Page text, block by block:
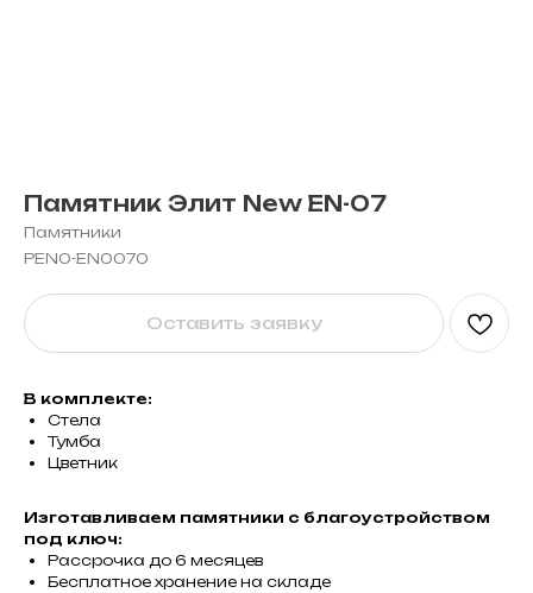
Памятник Элит New EN-07
Памятники
PEN0-EN0070
Оставить заявку
В комплекте:
Стела
Тумба
Цветник
Изготавливаем памятники с благоустройством
под ключ:
Рассрочка до 6 месяцев
Бесплатное хранение на складе